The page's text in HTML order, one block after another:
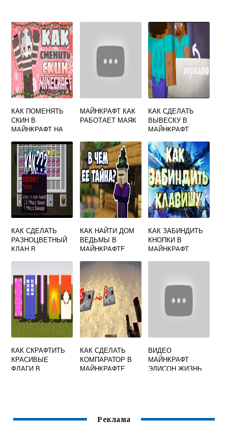
КАК ПОМЕНЯТЬ
СКИН В
МАЙНКРАФТ НА
МАЙНКРАФТ КАК
РАБОТАЕТ МАЯК
КАК СДЕЛАТЬ
ВЫВЕСКУ В
МАЙНКРАФТ
КАК СДЕЛАТЬ
РАЗНОЦВЕТНЫЙ
КЛАН В
КАК НАЙТИ ДОМ
ВЕДЬМЫ В
МАЙНКРАФТЕ
КАК ЗАБИНДИТЬ
КНОПКИ В
МАЙНКРАФТ
КАК СКРАФТИТЬ
КРАСИВЫЕ
ФЛАГИ В
КАК СДЕЛАТЬ
КОМПАРАТОР В
МАЙНКРАФТЕ
ВИДЕО
МАЙНКРАФТ
ЭДИСОН ЖИЗНЬ
Реклама